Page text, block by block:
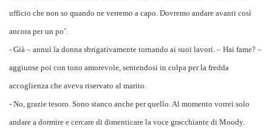
ufficio che non so quando ne verremo a capo. Dovremo andare avanti così
ancora per un po’.
- Già – annuì la donna sbrigativamente tornando ai suoi lavori. – Hai fame? –
aggiunse poi con tono amorevole, sentendosi in colpa per la fredda
accoglienza che aveva riservato al marito.
- No, grazie tesoro. Sono stanco anche per quello. Al momento vorrei solo
andare a dormire e cercare di dimenticare la voce gracchiante di Moody.